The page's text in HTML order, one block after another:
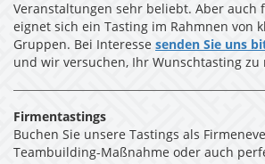
Veranstaltungen sehr beliebt. Aber auch
eignet sich ein Tasting im Rahmnen von
Gruppen. Bei Interesse senden Sie uns
und wir versuchen, Ihr Wunschtasting zu
Firmentastings
Buchen Sie unsere Tastings als
Teambuilding-Maßnahme oder auch